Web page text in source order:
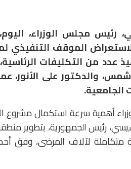
مجلس الوزراء، اليوم،
لاستعراض الموقف التنفيذي
عدد من التكليفات
شمس، والدكتور على
أهمية سرعة استكمال مشروع
رئيس الجمهورية،
لآلاف المرضى، وفق